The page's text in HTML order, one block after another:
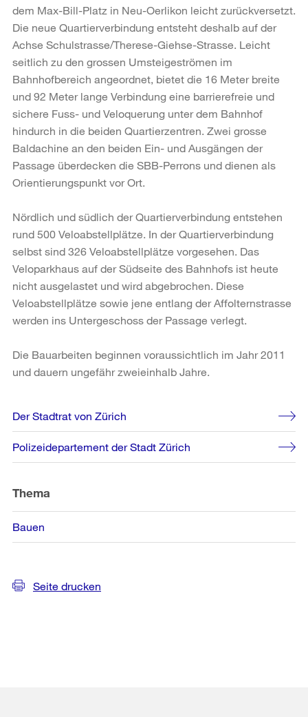
dem Max-Bill-Platz in Neu-Oerlikon leicht zurückversetzt.
Die neue Quartierverbindung entsteht deshalb auf der
Achse Schulstrasse/Therese-Giehse-Strasse. Leicht
seitlich zu den grossen Umsteigeströmen im
Bahnhofbereich angeordnet, bietet die 16 Meter breite
und 92 Meter lange Verbindung eine barrierefreie und
sichere Fuss- und Veloquerung unter dem Bahnhof
hindurch in die beiden Quartierzentren. Zwei grosse
Baldachine an den beiden Ein- und Ausgängen der
Passage überdecken die SBB-Perrons und dienen als
Orientierungspunkt vor Ort.
Nördlich und südlich der Quartierverbindung entstehen
rund 500 Veloabstellplätze. In der Quartierverbindung
selbst sind 326 Veloabstellplätze vorgesehen. Das
Veloparkhaus auf der Südseite des Bahnhofs ist heute
nicht ausgelastet und wird abgebrochen. Diese
Veloabstellplätze sowie jene entlang der Affolternstrasse
werden ins Untergeschoss der Passage verlegt.
Die Bauarbeiten beginnen voraussichtlich im Jahr 2011
und dauern ungefähr zweieinhalb Jahre.
Weitere
Informationen
Der Stadtrat von Zürich
Polizeidepartement der Stadt Zürich
Thema
Bauen
Seite drucken